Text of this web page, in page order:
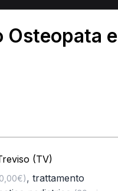
Osteopata e
(TV)
, trattamento